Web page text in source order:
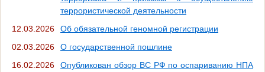
террористической деятельности
12.03.2026
Об обязательной геномной регистрации
02.03.2026
О государственной пошлине
16.02.2026
Опубликован обзор ВС РФ по оспариванию НПА